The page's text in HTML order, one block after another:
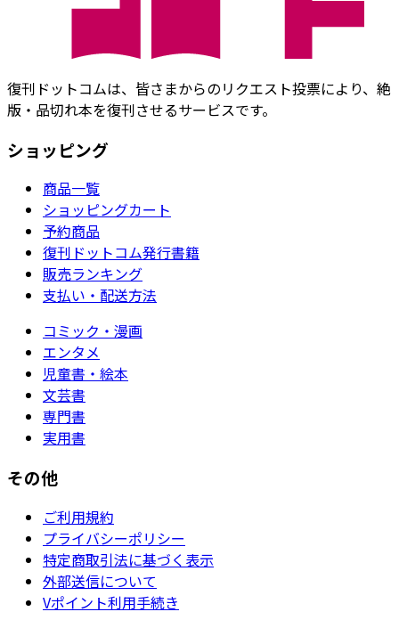
復刊ドットコムは、皆さまからのリクエスト投票により、絶
版・品切れ本を復刊させるサービスです。
ショッピング
商品一覧
ショッピングカート
予約商品
復刊ドットコム発行書籍
販売ランキング
支払い・配送方法
コミック・漫画
エンタメ
児童書・絵本
文芸書
専門書
実用書
その他
ご利用規約
プライバシーポリシー
特定商取引法に基づく表示
外部送信について
Vポイント利用手続き